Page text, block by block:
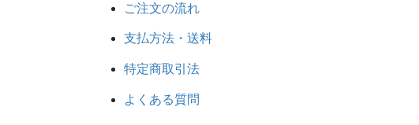
ご注文の流れ
支払方法・送料
特定商取引法
よくある質問